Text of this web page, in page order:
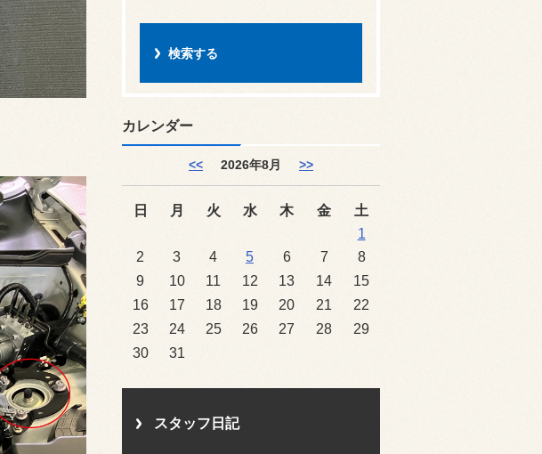
カレンダー
<< 2026年8月 >>
日 月 火 水 木 金
土
1
2
3 4 5 6 7
8
9
10 11 12 13 14
15
16
17 18 19 20 21
22
23
24 25 26 27 28
29
30
31
スタッフ日記